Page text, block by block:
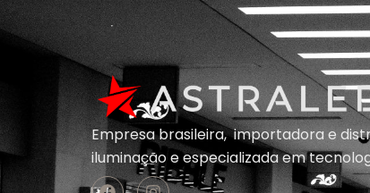
Empresa brasileira, importadora e
iluminação eespecializada em